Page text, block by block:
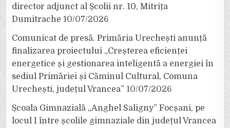
director adjunct al Școlii nr. 10, Mitrița
Dumitrache 10/07/2026
Comunicat de presă. Primăria Urechești anunță
finalizarea proiectului „Creșterea eficienței
energetice și gestionarea inteligentă a energiei în
sediul Primăriei și Căminul Cultural, Comuna
Urechești, județul Vrancea” 10/07/2026
Școala Gimnazială „Anghel Saligny” Focșani, pe
locul I între școlile gimnaziale din județul Vrancea